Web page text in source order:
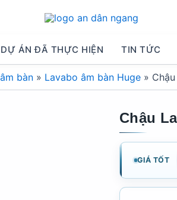
DỰ ÁN ĐÃ THỰC HIỆN TIN TỨC
bàn » Lavabo âm bàn Huge »
Chậu
GIÁ TỐT